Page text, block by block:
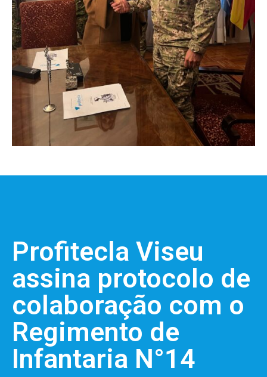
Profitecla Viseu
assina protocolo de
colaboração com o
Regimento de
Infantaria N°14